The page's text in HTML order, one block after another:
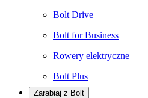
Bolt Drive
Bolt for Business
Rowery elektryczne
Bolt Plus
Zarabiaj z Bolt